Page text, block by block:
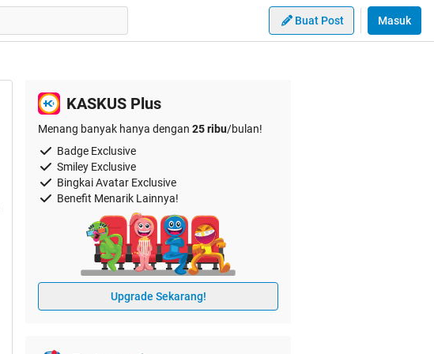
Buat Post Masuk
KASKUS Plus
Menang banyak hanya dengan 25 ribu/bulan!
Badge Exclusive
Smiley Exclusive
Bingkai Avatar Exclusive
Benefit Menarik Lainnya!
Upgrade Sekarang!